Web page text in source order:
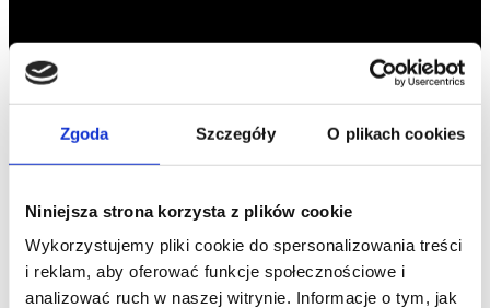
Zgoda Szczegóły O plikach cookies
Niniejsza strona korzysta z plików cookie
Wykorzystujemy pliki cookie do spersonalizowania treści
i reklam, aby oferować funkcje społecznościowe i
analizować ruch w naszej witrynie. Informacje o tym, jak
Szpilka
Profil tiktok Czerwona Szpilka
Profil youtube Czerwona
Szpilka